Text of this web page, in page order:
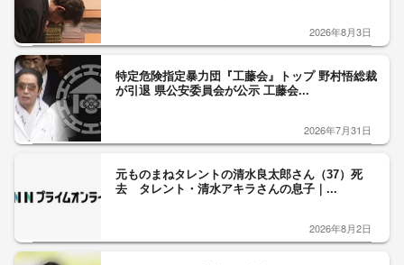
2026年8月3日
特定危険指定暴力団『工藤会』トップ 野村悟総裁
が引退 県公安委員会が公示 工藤会...
2026年7月31日
元ものまねタレントの清水良太郎さん（37）死
去 タレント・清水アキラさんの息子｜...
2026年8月2日